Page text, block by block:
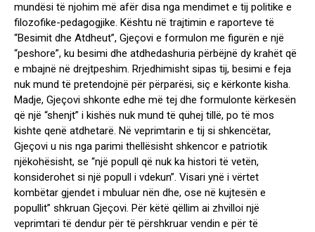
mundësi të njohim më afër disa nga mendimet e tij politike e
filozofike-pedagogjike. Kështu në trajtimin e raporteve të
“Besimit dhe Atdheut”, Gjeçovi e formulon me figurën e një
“peshore”, ku besimi dhe atdhedashuria përbëjnë dy krahët që
e mbajnë në drejtpeshim. Rrjedhimisht sipas tij, besimi e feja
nuk mund të pretendojnë për përparësi, siç e kërkonte kisha.
Madje, Gjeçovi shkonte edhe më tej dhe formulonte kërkesën
që një “shenjt” i kishës nuk mund të quhej tillë, po të mos
kishte qenë atdhetarë. Në veprimtarin e tij si shkencëtar,
Gjeçovi u nis nga parimi thellësisht shkencor e patriotik
njëkohësisht, se “një popull që nuk ka histori të vetën,
konsiderohet si një popull i vdekun”. Visari ynë i vërtet
kombëtar gjendet i mbuluar nën dhe, ose në kujtesën e
popullit” shkruan Gjeçovi. Për këtë qëllim ai zhvilloi një
veprimtari të dendur për të përshkruar vendin e për të